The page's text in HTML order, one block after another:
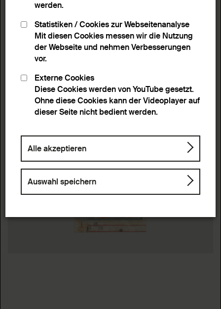
werden.
Statistiken / Cookies zur Webseitenanalyse
Mit diesen Cookies messen wir die Nutzung
der Webseite und nehmen Verbesserungen
vor.
Externe Cookies
Diese Cookies werden von YouTube gesetzt.
Ohne diese Cookies kann der Videoplayer auf
dieser Seite nicht bedient werden.
Alle akzeptieren
Auswahl speichern